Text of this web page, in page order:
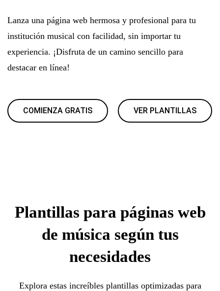
Lanza una página web hermosa y profesional para tu
institución musical con facilidad, sin importar tu
experiencia. ¡Disfruta de un camino sencillo para
destacar en línea!
COMIENZA GRATIS VER PLANTILLAS
Plantillas para páginas web
de música según tus
necesidades
Explora estas increíbles plantillas optimizadas para